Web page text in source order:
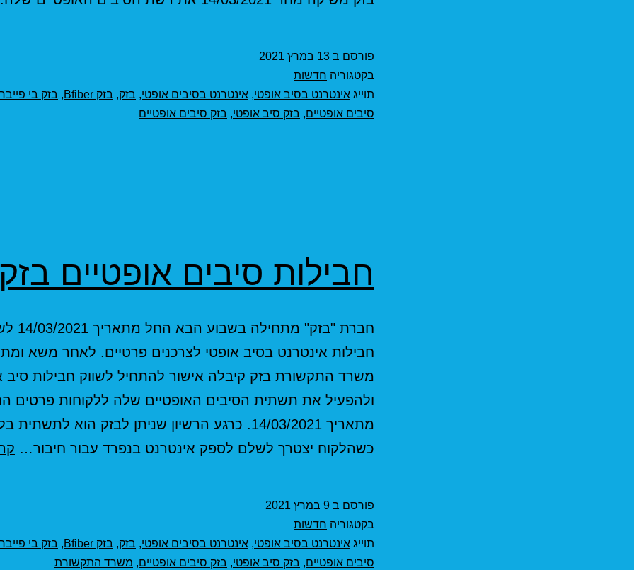
פורסם ב 13 במרץ 2021
בקטגוריה חדשות
תוייג אינטרנט בסיב אופטי, אינטרנט בסיבים אופטי, בזק, בזק Bfiber , בזק בי פייבר
סיבים אופטיים, בזק סיב אופטי, בזק סיבים אופטיים
חבילות סיבים אופטיים בזק
חברת "בזק"
חבילות אינטרנט בסיב אופטי לצרכנים פרטיים. לאחר משא
משרד התקשורת בזק קיבלה אישור להתחיל לשווק חבילות סיב
ולהפעיל את תשתית הסיבים האופטיים שלה ללקוחות פרטים
מתאריך 14/03/2021. כרגע הרשיון שניתן לבזק הוא לתשתית
כשהלקוח יצטרך לשלם לספק אינטרנט בנפרד עבור חיבור…
פורסם ב 9 במרץ 2021
בקטגוריה חדשות
תוייג אינטרנט בסיב אופטי, אינטרנט בסיבים אופטי, בזק, בזק Bfiber , בזק בי פייבר
סיבים אופטיים, בזק סיב אופטי, בזק סיבים אופטיים, משרד התקשורת